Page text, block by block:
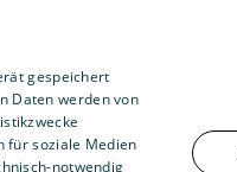
gespeichert
Daten werden von
für soziale Medien
notwendig